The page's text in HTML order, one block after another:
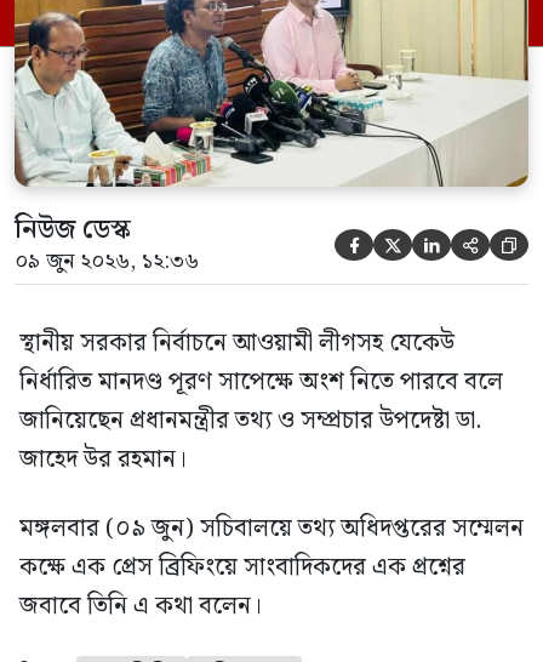
নিউজ ডেস্ক
০৯ জুন ২০২৬, ১২:৩৬     
স্থানীয় সরকার নির্বাচনে আওয়ামী লীগসহ যেকেউ
নির্ধারিত মানদণ্ড পূরণ সাপেক্ষে অংশ নিতে পারবে বলে
জানিয়েছেন প্রধানমন্ত্রীর তথ্য ও সম্প্রচার উপদেষ্টা ডা.
জাহেদ উর রহমান।
মঙ্গলবার (০৯ জুন) সচিবালয়ে তথ্য অধিদপ্তরের সম্মেলন
কক্ষে এক প্রেস ব্রিফিংয়ে সাংবাদিকদের এক প্রশ্নের
জবাবে তিনি এ কথা বলেন।